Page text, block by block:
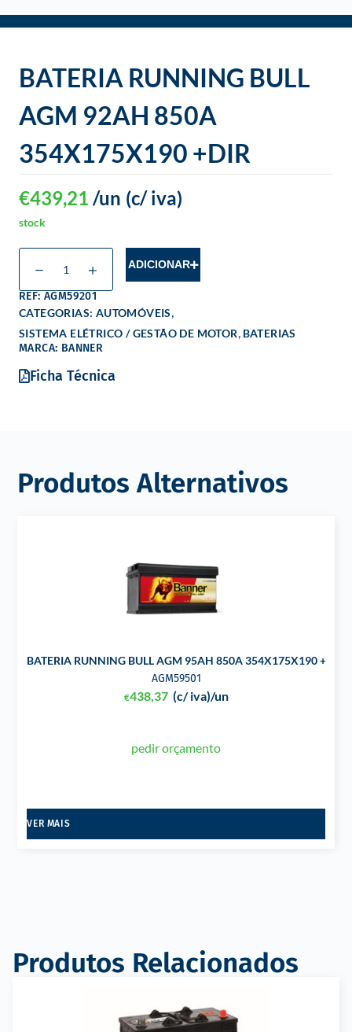
o
BATERIA RUNNING BULL
AGM 92AH 850A
354X175X190 +DIR
€439,21 (c/ iva)
/un
stock
ADICIONAR
REF: AGM59201
CATEGORIAS: AUTOMÓVEIS,
SISTEMA ELÉTRICO / GESTÃO DE MOTOR, BATERIAS
MARCA: BANNER
Ficha Técnica
Produtos Alternativos
BATERIA RUNNING BULL AGM 95AH 850A 354X175X190 +DIR
AGM59501
€438,37 (c/ iva)/un
pedir orçamento
VER MAIS
Produtos Relacionados